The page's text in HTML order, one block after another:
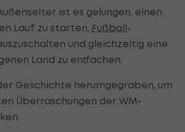
ist es gelungen, einen
Lauf zu starten, Fußball-
und gleichzeitig eine
Land zu entfachen.
Geschichte herumgegraben, um
Überraschungen der WM-